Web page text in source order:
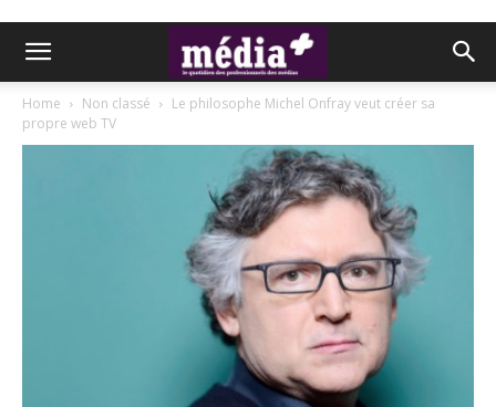
Home Non classé
Le philosophe Michel Onfray veut créer sa
propre web TV